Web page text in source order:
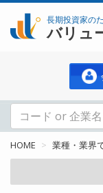
長期投資家の
バリュ
HOME 業種・業界